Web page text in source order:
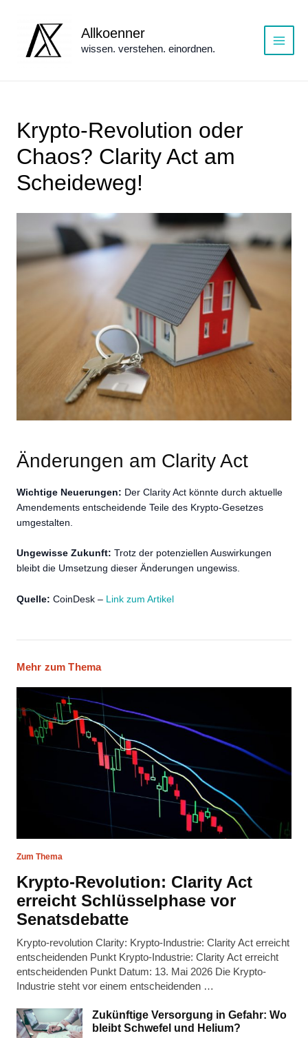
springen
Allkoenner
wissen. verstehen. einordnen.
Main
Krypto-Revolution oder
Chaos? Clarity Act am
Scheideweg!
Änderungen am Clarity Act
Wichtige Neuerungen: Der Clarity Act könnte durch aktuelle
Amendements entscheidende Teile des Krypto-Gesetzes
umgestalten.
Ungewisse Zukunft: Trotz der potenziellen Auswirkungen
bleibt die Umsetzung dieser Änderungen ungewiss.
Quelle: CoinDesk – Link zum Artikel
Mehr zum Thema
Zum Thema
Krypto-Revolution: Clarity Act
erreicht Schlüsselphase vor
Senatsdebatte
Krypto-revolution Clarity: Krypto-Industrie: Clarity Act erreicht
entscheidenden Punkt Krypto-Industrie: Clarity Act erreicht
entscheidenden Punkt Datum: 13. Mai 2026 Die Krypto-
Industrie steht vor einem entscheidenden …
Zukünftige Versorgung in Gefahr: Wo
bleibt Schwefel und Helium?